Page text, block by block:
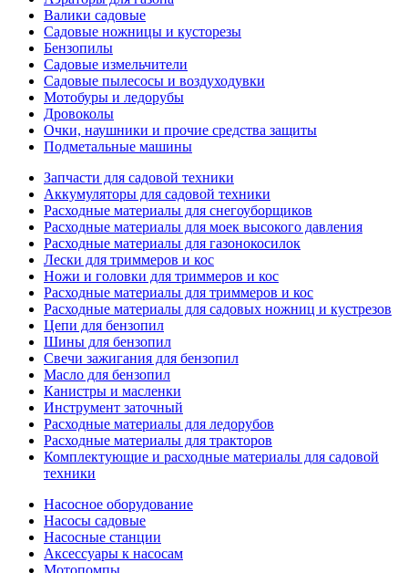
Валики садовые
Садовые ножницы и кусторезы
Бензопилы
Садовые измельчители
Садовые пылесосы и воздуходувки
Мотобуры и ледорубы
Дровоколы
Очки, наушники и прочие средства защиты
Подметальные машины
Запчасти для садовой техники
Аккумуляторы для садовой техники
Расходные материалы для снегоуборщиков
Расходные материалы для моек высокого давления
Расходные материалы для газонокосилок
Лески для триммеров и кос
Ножи и головки для триммеров и кос
Расходные материалы для триммеров и кос
Расходные материалы для садовых ножниц и кустрезов
Цепи для бензопил
Шины для бензопил
Свечи зажигания для бензопил
Масло для бензопил
Канистры и масленки
Инструмент заточный
Расходные материалы для ледорубов
Расходные материалы для тракторов
Комплектующие и расходные материалы для садовой
техники
Насосное оборудование
Насосы садовые
Насосные станции
Аксессуары к насосам
Мотопомпы